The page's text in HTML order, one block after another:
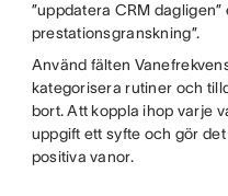
”uppdatera CRM
prestationsgranskning”.
Använd fälten
kategorisera rutiner och
bort. Att koppla ihop varje
uppgift ett syfte och gör
positiva vanor.